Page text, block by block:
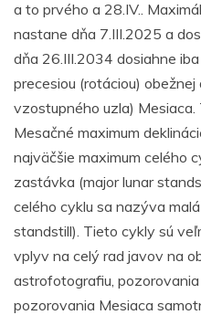
a to prvého a 28.IV..
nastane dňa 7.III.2025 a
dňa 26.III.2034 dosiahne
precesiou (rotáciou)
vzostupného uzla)
Mesačné maximum
najväčšie maximum celého
zastávka (major lunar
celého cyklu sa nazýva
standstill). Tieto cykly sú
vplyv na celý rad javov na
astrofotografiu, pozorovania
pozorovania Mesiaca